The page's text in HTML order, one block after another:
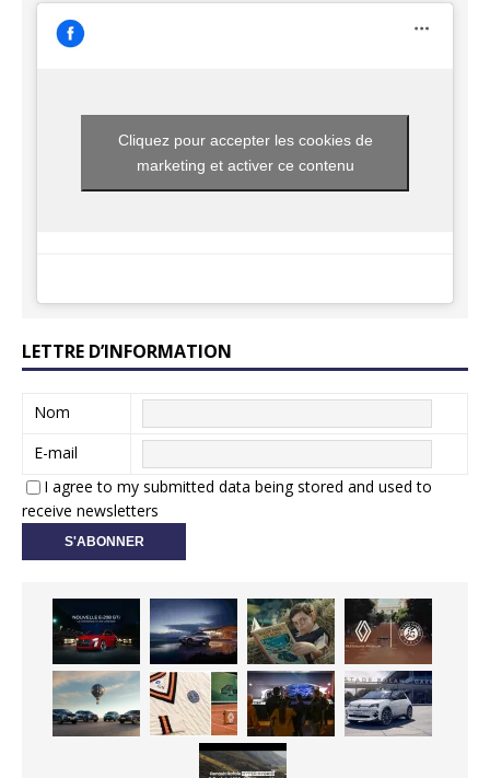
Cliquez pour accepter les cookies de
marketing et activer ce contenu
LETTRE D’INFORMATION
Nom
E-mail
I agree to my submitted data being stored and used to
receive newsletters